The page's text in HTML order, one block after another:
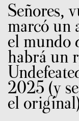
Señores,
marcó un
el mundo
habrá un
2025 (y
el